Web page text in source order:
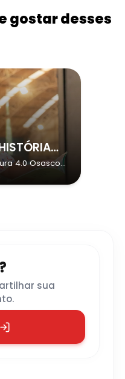
gostar desses
CONTAÇÃO DE HISTÓRIA – CAIO ACHOU UMA MOEDINHA – COM INSTITUTO SICOOB
4.0 Osasco-
sua